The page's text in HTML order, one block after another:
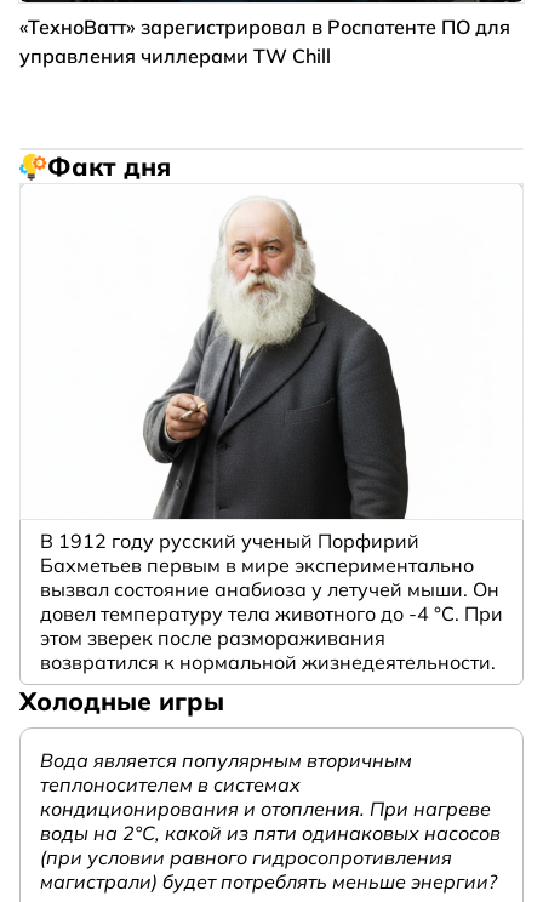
«ТехноВатт» зарегистрировал в Роспатенте ПО для
управления чиллерами TW Chill
Факт дня
В 1912 году русский ученый Порфирий
Бахметьев первым в мире экспериментально
вызвал состояние анабиоза у летучей мыши. Он
довел температуру тела животного до -4 °C. При
этом зверек после размораживания
возвратился к нормальной жизнедеятельности.
Холодные игры
Вода является популярным вторичным
теплоносителем в системах
кондиционирования и отопления. При нагреве
воды на 2°С, какой из пяти одинаковых насосов
(при условии равного гидросопротивления
магистрали) будет потреблять меньше энергии?